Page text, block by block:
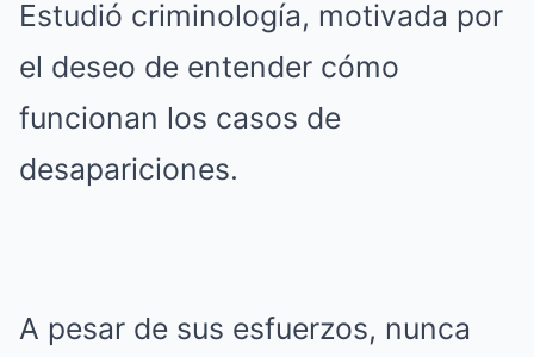
Estudió criminología, motivada por
el deseo de entender cómo
funcionan los casos de
desapariciones.
A pesar de sus esfuerzos, nunca